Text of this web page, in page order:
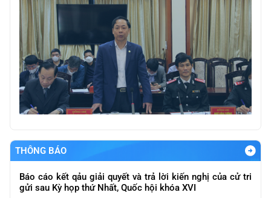
THÔNG BÁO
Báo cáo kết qảu giải quyết và trả lời kiến nghị của cử tri
gửi sau Kỳ họp thứ Nhất, Quốc hội khóa XVI